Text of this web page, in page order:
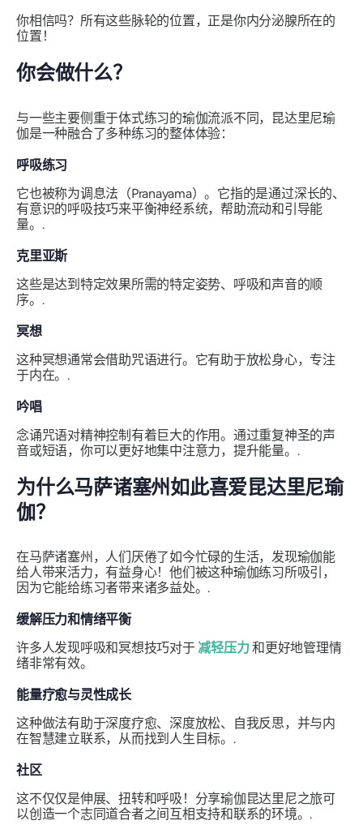
你相信吗？所有这些脉轮的位置，正是你内分泌腺所在的
位置！
你会做什么？
与一些主要侧重于体式练习的瑜伽流派不同，昆达里尼瑜
伽是一种融合了多种练习的整体体验：
呼吸练习
它也被称为调息法（Pranayama）。它指的是通过深长的、
有意识的呼吸技巧来平衡神经系统，帮助流动和引导能
量。.
克里亚斯
这些是达到特定效果所需的特定姿势、呼吸和声音的顺
序。.
冥想
这种冥想通常会借助咒语进行。它有助于放松身心，专注
于内在。.
吟唱
念诵咒语对精神控制有着巨大的作用。通过重复神圣的声
音或短语，你可以更好地集中注意力，提升能量。.
为什么马萨诸塞州如此喜爱昆达里尼瑜
伽？
在马萨诸塞州，人们厌倦了如今忙碌的生活，发现瑜伽能
给人带来活力，有益身心！他们被这种瑜伽练习所吸引，
因为它能给练习者带来诸多益处。.
缓解压力和情绪平衡
许多人发现呼吸和冥想技巧对于 减轻压力和更好地管理情
绪非常有效。
能量疗愈与灵性成长
这种做法有助于深度疗愈、深度放松、自我反思，并与内
在智慧建立联系，从而找到人生目标。.
社区
这不仅仅是伸展、扭转和呼吸！分享瑜伽昆达里尼之旅可
以创造一个志同道合者之间互相支持和联系的环境。.